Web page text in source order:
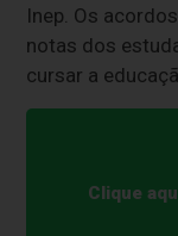
Inep. Os
notas dos
cursar a
Clique